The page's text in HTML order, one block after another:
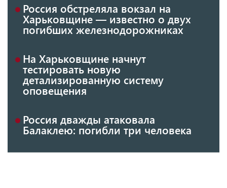
Россия обстреляла вокзал на
Харьковщине — известно о двух
погибших железнодорожниках
На Харьковщине начнут
тестировать новую
детализированную систему
оповещения
Россия дважды атаковала
Балаклею: погибли три человека